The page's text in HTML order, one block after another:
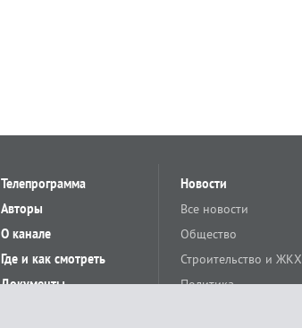
Телепрограмма
Авторы
О канале
Где и как смотреть
Документы
Новости
Все новости
Общество
Строительство и ЖКХ
Политика